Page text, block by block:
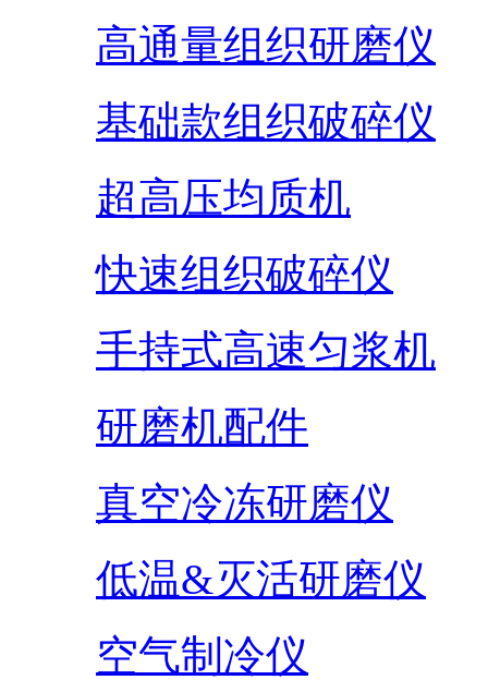
高通量组织研磨仪
基础款组织破碎仪
超高压均质机
快速组织破碎仪
手持式高速匀浆机
研磨机配件
真空冷冻研磨仪
低温&灭活研磨仪
空气制冷仪